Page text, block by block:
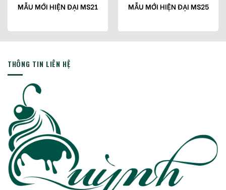
MẪU MỚI HIỆN ĐẠI MS21 MẪU MỚI HIỆN ĐẠI MS25
THÔNG TIN LIÊN HỆ